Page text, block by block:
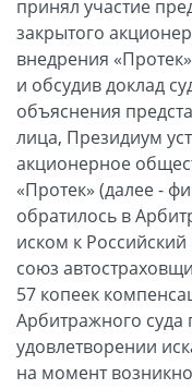
принял участие
закрытого
внедрения
и обсудив доклад
объяснения
лица, Президиум
акционерное
«Протек» (далее -
обратилось в
иском к
союз
57 копеек
Арбитражного суда
удовлетворении
на момент